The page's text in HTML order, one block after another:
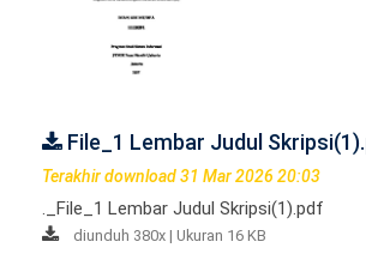
File_1 Lembar Judul
Terakhir download 31 Mar 2026 20:03
._File_1 Lembar Judul Skripsi(1).pdf
diunduh 380x | Ukuran 16 KB